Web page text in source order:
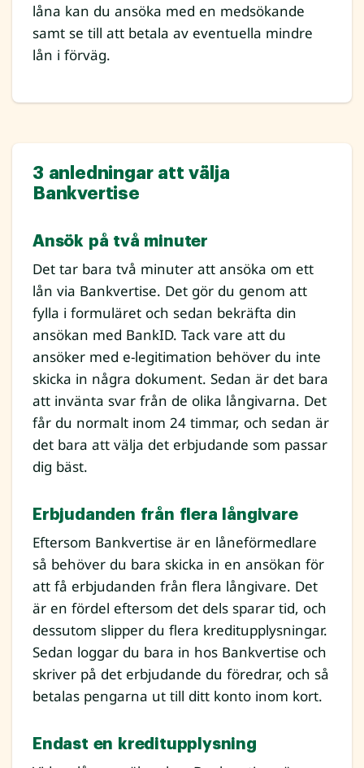
låna kan du ansöka med en medsökande
samt se till att betala av eventuella mindre
lån i förväg.
3 anledningar att välja
Bankvertise
Ansök på två minuter
Det tar bara två minuter att ansöka om ett
lån via Bankvertise. Det gör du genom att
fylla i formuläret och sedan bekräfta din
ansökan med BankID. Tack vare att du
ansöker med e-legitimation behöver du inte
skicka in några dokument. Sedan är det bara
att invänta svar från de olika långivarna. Det
får du normalt inom 24 timmar, och sedan är
det bara att välja det erbjudande som passar
dig bäst.
Erbjudanden från flera långivare
Eftersom Bankvertise är en låneförmedlare
så behöver du bara skicka in en ansökan för
att få erbjudanden från flera långivare. Det
är en fördel eftersom det dels sparar tid, och
dessutom slipper du flera kreditupplysningar.
Sedan loggar du bara in hos Bankvertise och
skriver på det erbjudande du föredrar, och så
betalas pengarna ut till ditt konto inom kort.
Endast en kreditupplysning